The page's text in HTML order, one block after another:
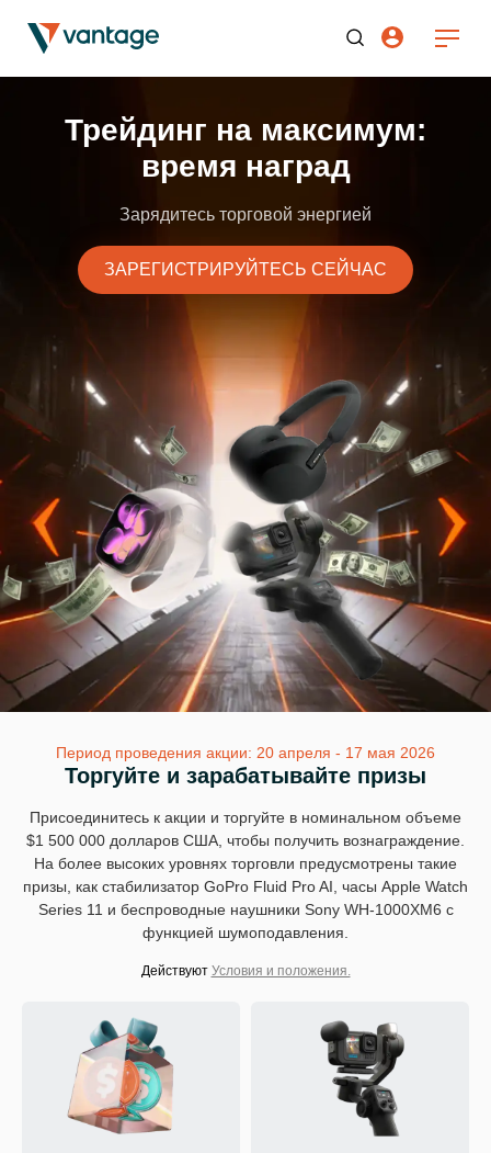
Трейдинг на максимум:
время наград
Зарядитесь торговой энергией
ЗАРЕГИСТРИРУЙТЕСЬ СЕЙЧАС
Период проведения акции: 20 апреля - 17 мая 2026
Торгуйте и зарабатывайте призы
Присоединитесь к акции и торгуйте в номинальном объеме
$1 500 000 долларов США, чтобы получить вознаграждение.
На более высоких уровнях торговли предусмотрены такие
призы, как стабилизатор GoPro Fluid Pro AI, часы Apple Watch
Series 11 и беспроводные наушники Sony WH-1000XM6 с
функцией шумоподавления.
Действуют Условия и положения.